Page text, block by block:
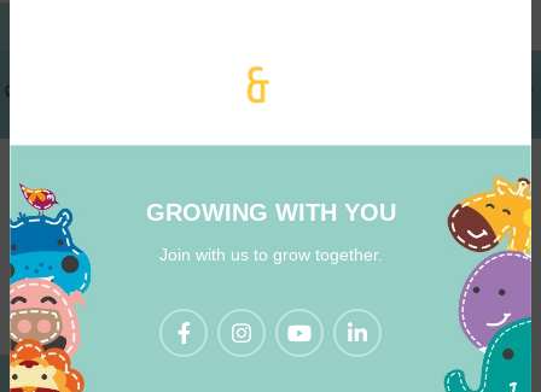
GROWING WITH YOU
Join with us to grow together.
Bát ăn dặm silicon vuông có thể xếp
gọn cho bé Marcus & Marcus – Marcus
Tritan Marcus & Marcus, từ 12 tháng –